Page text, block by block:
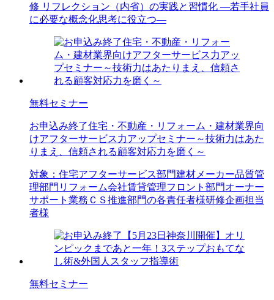
修 リフレクション（内省）の実践と習慣化 ―若手社員
に必要な概念化思考に役立つ―
無料セミナー
お申込み終了住宅・不動産・リフォーム・建材業界向
けアフターサービス力アップセミナー～技術力はあた
りまえ、信頼される顧客対応力を磨く～
対象： 住宅アフターサービス部門建材メーカー品質管
理部門 リフォーム会社賃貸管理フロント部門オーナー
サポート業務 ＣＳ推進部門の各責任者様研修企画担当
者様
無料セミナー